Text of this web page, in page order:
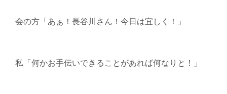
会の方「あぁ！長谷川さん！今日は宜しく！」
私「何かお手伝いできることがあれば何なりと！」